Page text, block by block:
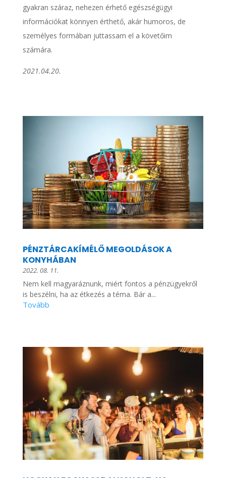
gyakran száraz, nehezen érhető egészségügyi
információkat könnyen érthető, akár humoros, de
személyes formában juttassam el a követőim
számára.
2021.04.20.
PÉNZTÁRCAKÍMÉLŐ MEGOLDÁSOK A
KONYHÁBAN
2022. 08. 11.
Nem kell magyaráznunk, miért fontos a pénzügyekről
is beszélni, ha az étkezés a téma. Bár a...